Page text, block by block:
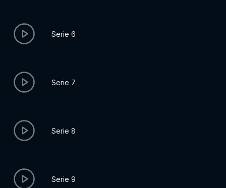
Serie 6
Serie 7
Serie 8
Serie 9